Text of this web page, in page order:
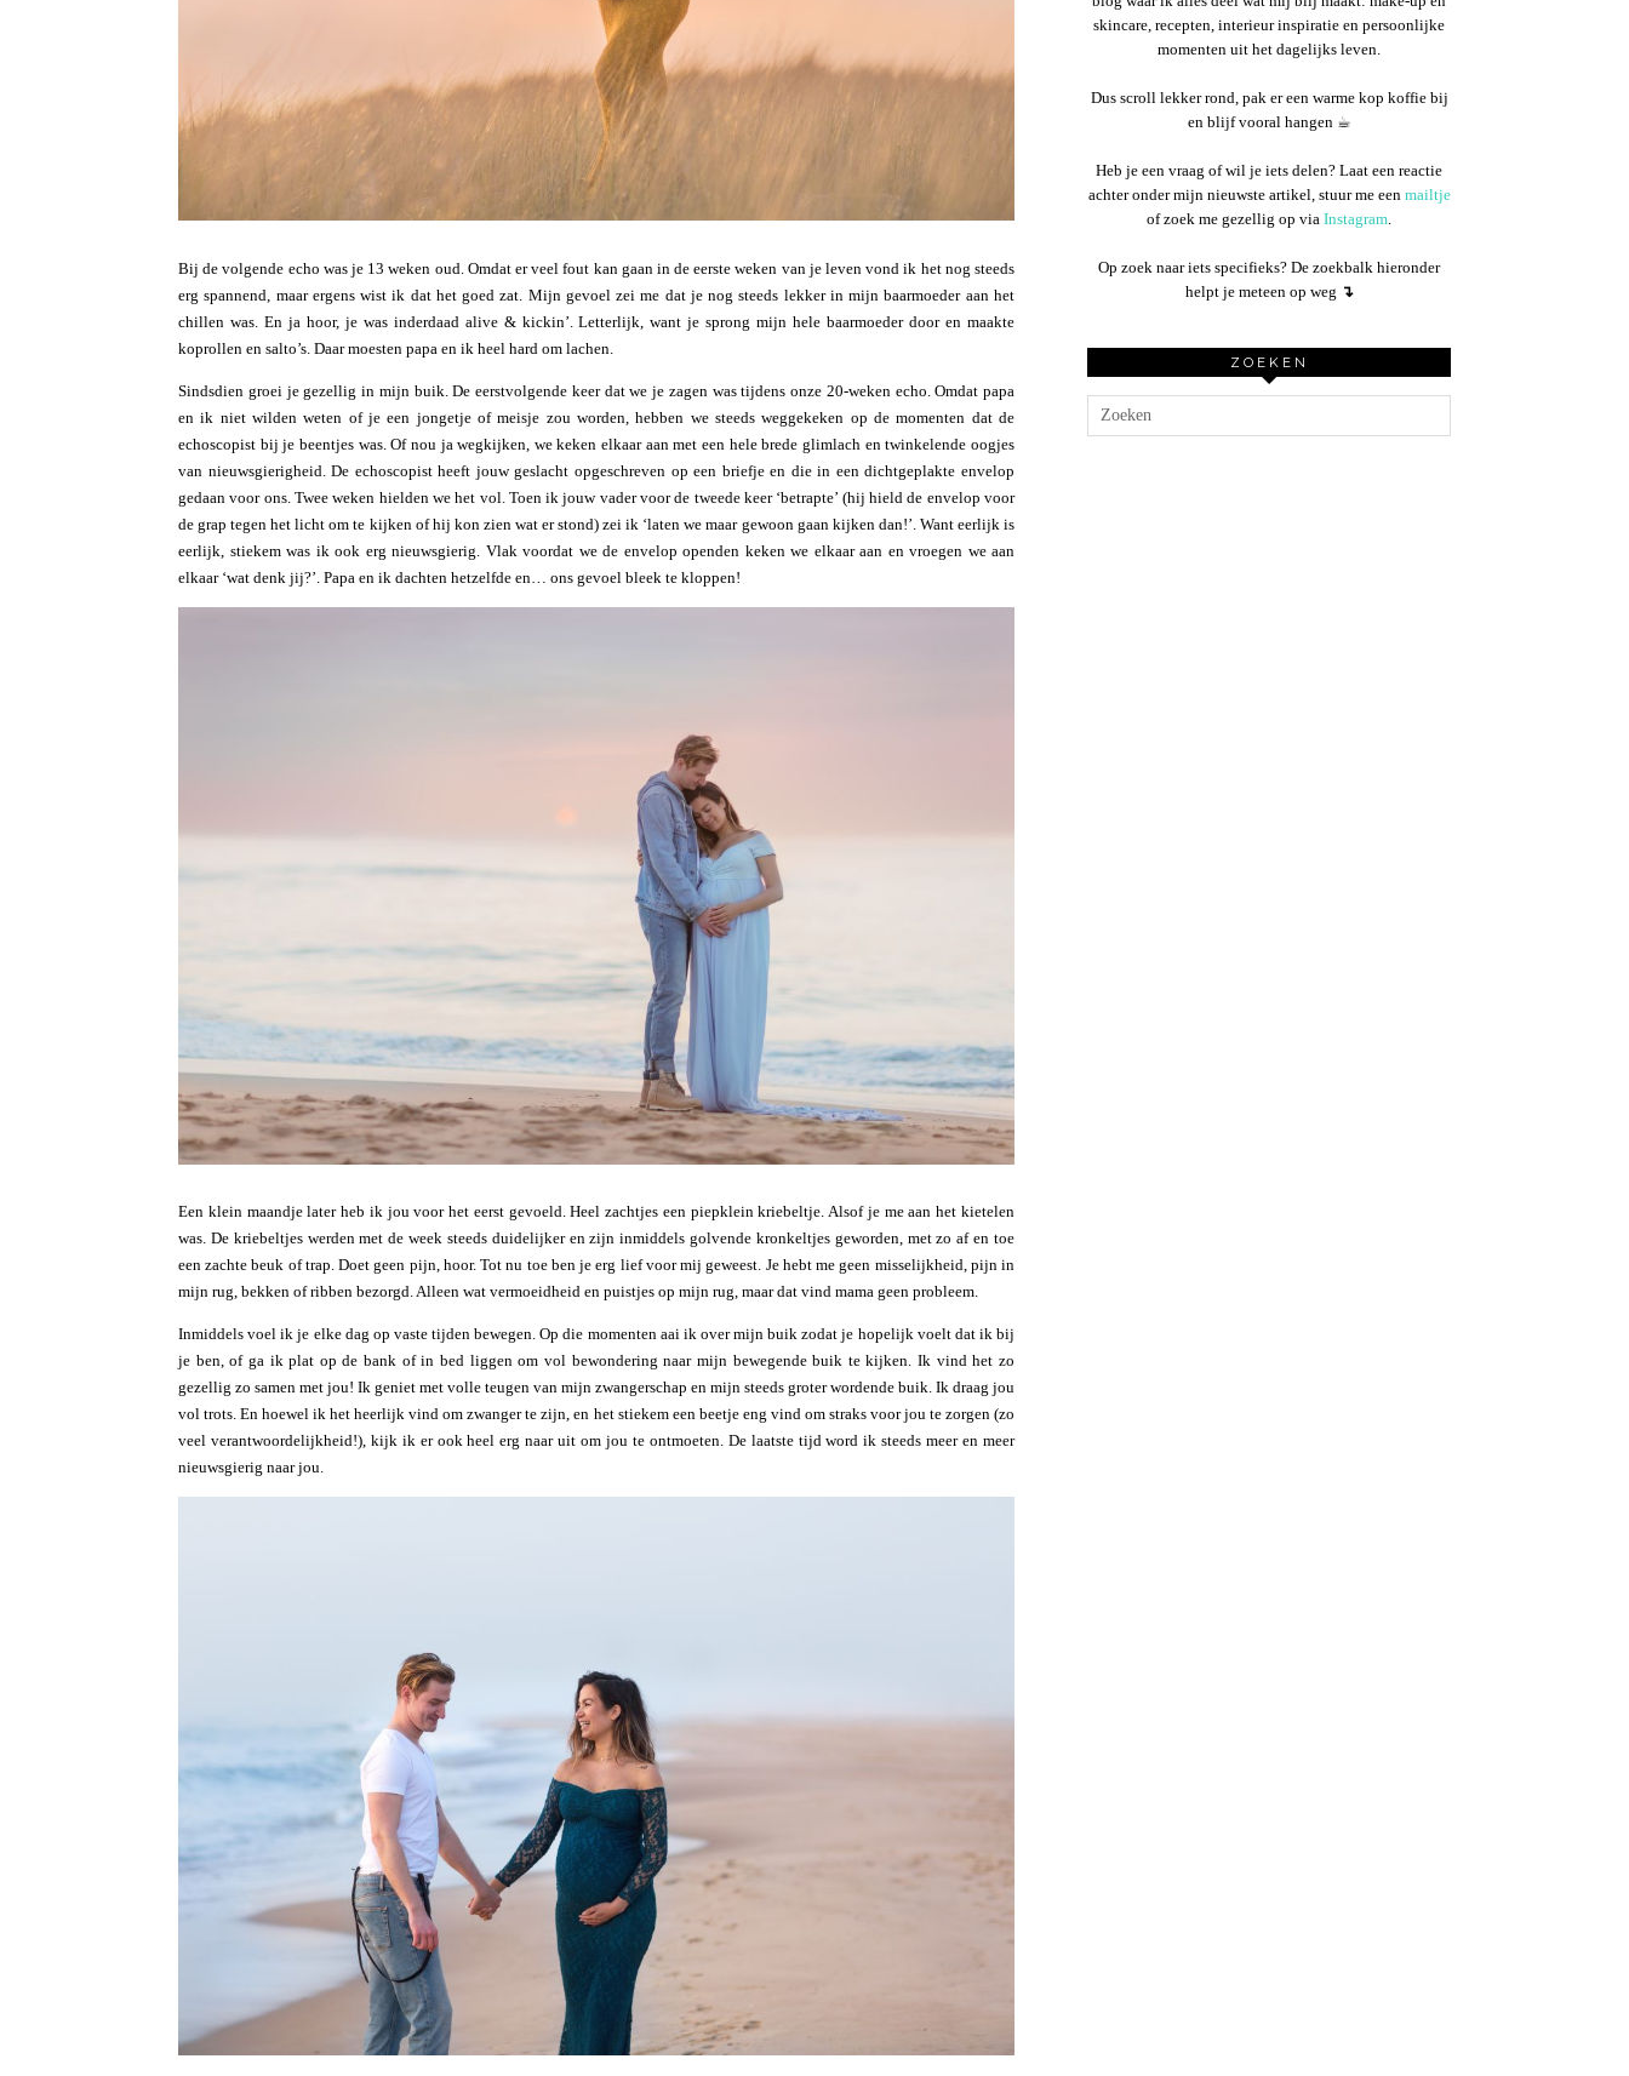
Bij de volgende echo was je 13 weken oud. Omdat er veel fout kan gaan in de eerste weken van je leven vond ik het nog steeds
erg spannend, maar ergens wist ik dat het goed zat. Mijn gevoel zei me dat je nog steeds lekker in mijn baarmoeder aan het
chillen was. En ja hoor, je was inderdaad alive & kickin’. Letterlijk, want je sprong mijn hele baarmoeder door en maakte
koprollen en salto’s. Daar moesten papa en ik heel hard om lachen.
Sindsdien groei je gezellig in mijn buik. De eerstvolgende keer dat we je zagen was tijdens onze 20-weken echo. Omdat papa
en ik niet wilden weten of je een jongetje of meisje zou worden, hebben we steeds weggekeken op de momenten dat de
echoscopist bij je beentjes was. Of nou ja wegkijken, we keken elkaar aan met een hele brede glimlach en twinkelende oogjes
van nieuwsgierigheid. De echoscopist heeft jouw geslacht opgeschreven op een briefje en die in een dichtgeplakte envelop
gedaan voor ons. Twee weken hielden we het vol. Toen ik jouw vader voor de tweede keer ‘betrapte’ (hij hield de envelop voor
de grap tegen het licht om te kijken of hij kon zien wat er stond) zei ik ‘laten we maar gewoon gaan kijken dan!’. Want eerlijk is
eerlijk, stiekem was ik ook erg nieuwsgierig. Vlak voordat we de envelop openden keken we elkaar aan en vroegen we aan
elkaar ‘wat denk jij?’. Papa en ik dachten hetzelfde en… ons gevoel bleek te kloppen!
Een klein maandje later heb ik jou voor het eerst gevoeld. Heel zachtjes een piepklein kriebeltje. Alsof je me aan het kietelen
was. De kriebeltjes werden met de week steeds duidelijker en zijn inmiddels golvende kronkeltjes geworden, met zo af en toe
een zachte beuk of trap. Doet geen pijn, hoor. Tot nu toe ben je erg lief voor mij geweest. Je hebt me geen misselijkheid, pijn in
mijn rug, bekken of ribben bezorgd. Alleen wat vermoeidheid en puistjes op mijn rug, maar dat vind mama geen probleem.
Inmiddels voel ik je elke dag op vaste tijden bewegen. Op die momenten aai ik over mijn buik zodat je hopelijk voelt dat ik bij
je ben, of ga ik plat op de bank of in bed liggen om vol bewondering naar mijn bewegende buik te kijken. Ik vind het zo
gezellig zo samen met jou! Ik geniet met volle teugen van mijn zwangerschap en mijn steeds groter wordende buik. Ik draag jou
vol trots. En hoewel ik het heerlijk vind om zwanger te zijn, en het stiekem een beetje eng vind om straks voor jou te zorgen (zo
veel verantwoordelijkheid!), kijk ik er ook heel erg naar uit om jou te ontmoeten. De laatste tijd word ik steeds meer en meer
nieuwsgierig naar jou.
skincare, recepten, interieur inspiratie en persoonlijke
momenten uit het dagelijks leven.
Dus scroll lekker rond, pak er een warme kop koffie bij
en blijf vooral hangen ☕︎
Heb je een vraag of wil je iets delen? Laat een reactie
achter onder mijn nieuwste artikel, stuur me een mailtje
of zoek me gezellig op via Instagram.
Op zoek naar iets specifieks? De zoekbalk hieronder
helpt je meteen op weg ↴
ZOEKEN